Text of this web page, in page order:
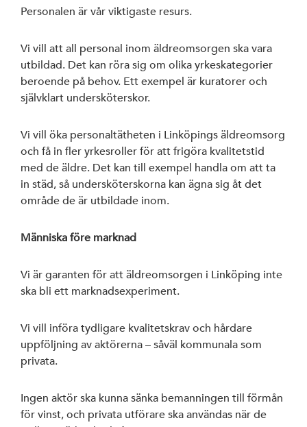
Personalen är vår viktigaste resurs.
Vi vill att all personal inom äldreomsorgen ska vara
utbildad. Det kan röra sig om olika yrkeskategorier
beroende på behov. Ett exempel är kuratorer och
självklart undersköterskor.
Vi vill öka personaltätheten i Linköpings äldreomsorg
och få in fler yrkesroller för att frigöra kvalitetstid
med de äldre. Det kan till exempel handla om att ta
in städ, så undersköterskorna kan ägna sig åt det
område de är utbildade inom.
Människa före marknad
Vi är garanten för att äldreomsorgen i Linköping inte
ska bli ett marknadsexperiment.
Vi vill införa tydligare kvalitetskrav och hårdare
uppföljning av aktörerna – såväl kommunala som
privata.
Ingen aktör ska kunna sänka bemanningen till förmån
för vinst, och privata utförare ska användas när de